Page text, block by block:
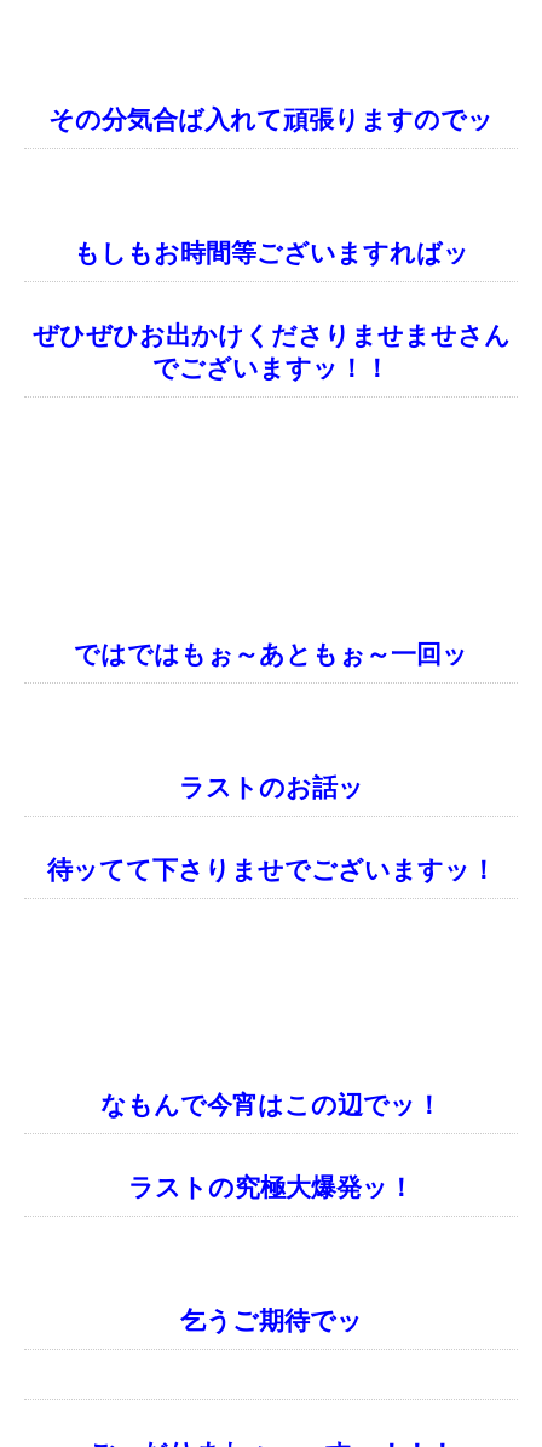
その分気合ば入れて頑張りますのでッ
もしもお時間等ございますればッ
ぜひぜひお出かけくださりませませさん
でございますッ！！
ではではもぉ～あともぉ～一回ッ
ラストのお話ッ
待ッてて下さりませでございますッ！
なもんで今宵はこの辺でッ！
ラストの究極大爆発ッ！
乞うご期待でッ